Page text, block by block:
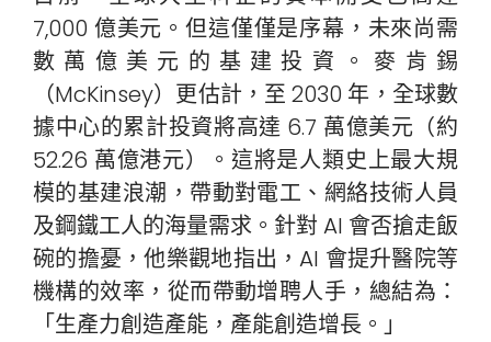
7,000 億美元。但這僅僅是序幕，未來尚需
數萬億美元的基建投資。麥肯錫
（McKinsey）更估計，至 2030 年，全球數
據中心的累計投資將高達 6.7 萬億美元（約
52.26 萬億港元）。這將是人類史上最大規
模的基建浪潮，帶動對電工、網絡技術人員
及鋼鐵工人的海量需求。針對 AI 會否搶走飯
碗的擔憂，他樂觀地指出，AI 會提升醫院等
機構的效率，從而帶動增聘人手，總結為：
「生產力創造產能，產能創造增長。」